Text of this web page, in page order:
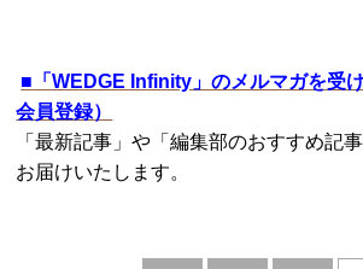
■ 「WEDGE Infinity」のメルマガを受
会員登録）
「最新記事」や「編集部のおすすめ記
お届けいたします。